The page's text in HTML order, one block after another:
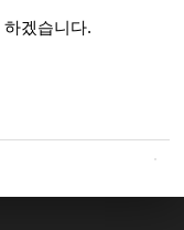
겠습니다.